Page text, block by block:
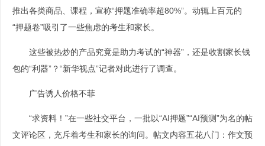
推出各类商品、课程，宣称“押题准确率超80%”。动辄上百元的
“押题卷”吸引了一些焦虑的考生和家长。
这些被热炒的产品究竟是助力考试的“神器”，还是收割家长钱
包的“利器”？“新华视点”记者对此进行了调查。
广告诱人价格不菲
“求资料！”在一些社交平台，一批以“AI押题”“AI预测”为名的帖
文评论区，充斥着考生和家长的询问。帖文内容五花八门：作文预